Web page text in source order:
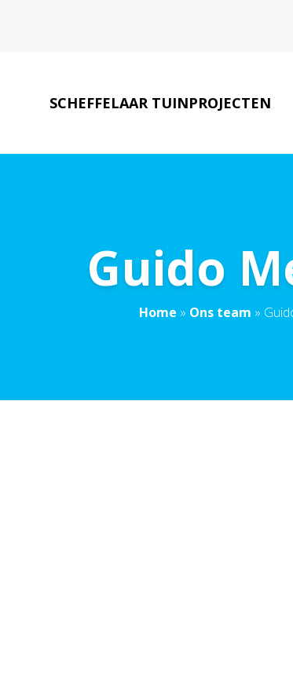
SCHEFFELAAR TUINPROJECTEN
Guido
Home » Ons team »